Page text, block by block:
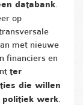
databank.
op
met nieuwe
financiers en
ter
die willen
werk.